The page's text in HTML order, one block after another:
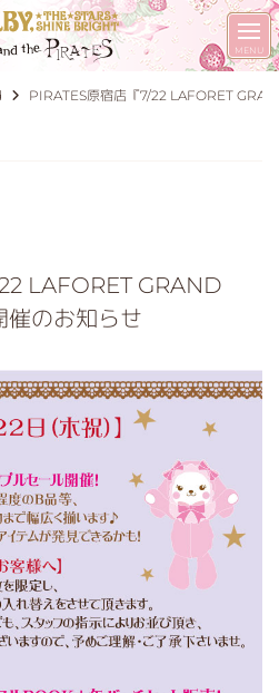
PIRATES原宿店『7/22 LAFORET
LAFORET GRAND
催のお知らせ